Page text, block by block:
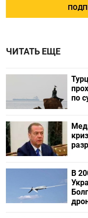
ЧИТАТЬ ЕЩЕ
по
В